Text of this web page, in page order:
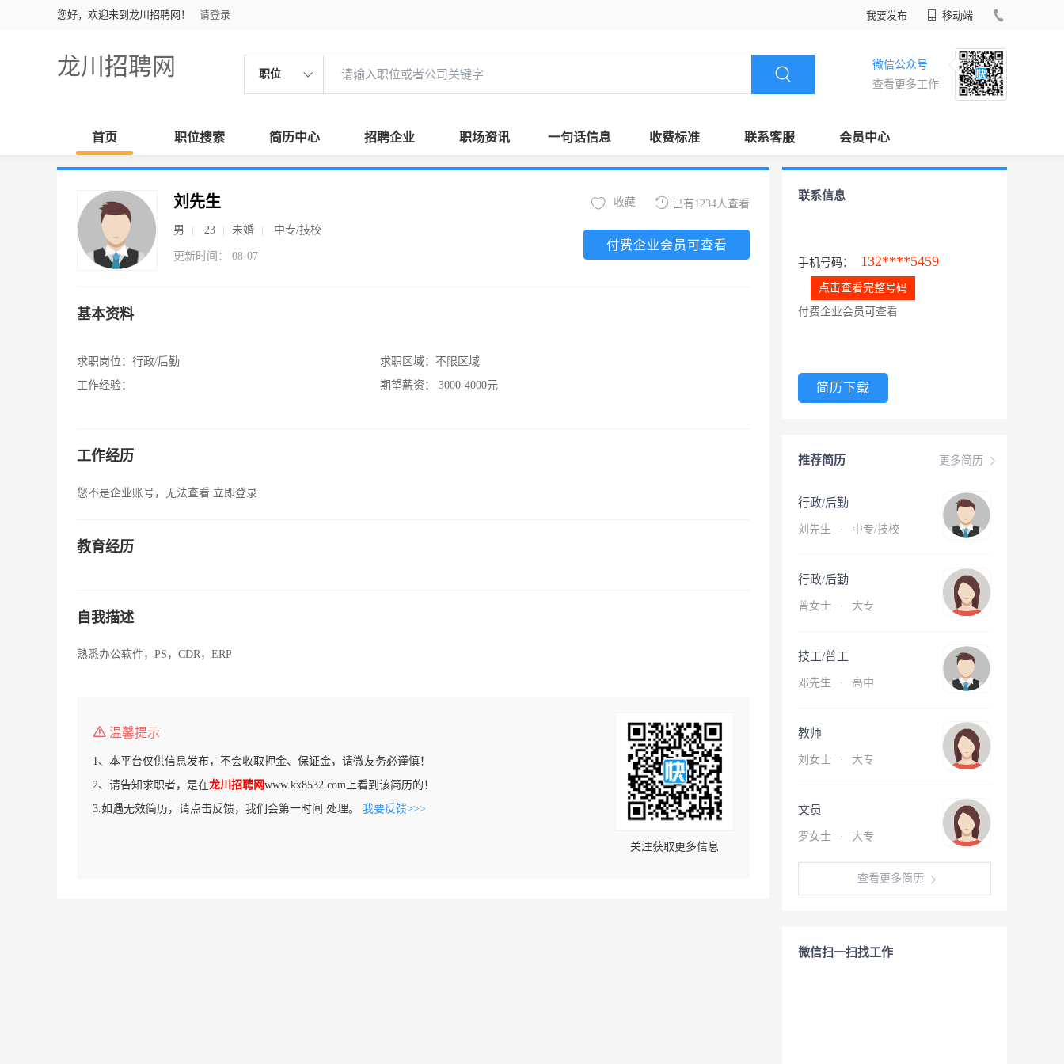
您好，欢迎来到龙川招聘网！ 请登录 我要发布 移动端
龙川招聘网 职位
微信公众号
查看更多工作
首页 职位搜索 简历中心 招聘企业 职场资讯 一句话信息 收费标准 联系客服 会员中心
刘先生
男 23 未婚 中专/技校
更新时间： 08-07
已有1234人查看
收藏
付费企业会员可查看
基本资料
求职岗位： 行政/后勤
工作经验：
求职区域： 不限区域
期望薪资：
3000-4000元
工作经历
您不是企业账号，无法查看 立即登录
教育经历
自我描述
熟悉办公软件，PS，CDR，ERP
温馨提示
1、本平台仅供信息发布，不会收取押金、保证金，请微友务必谨慎！
2、请告知求职者，是在龙川招聘网www.kx8532.com上看到该简历的！
3.如遇无效简历，请点击反馈，我们会第一时间 处理。 我要反馈>>>
关注获取更多信息
联系信息
手机号码： 132****5459
点击查看完整号码
付费企业会员可查看
简历下载
更多简历
推荐简历
行政/后勤
刘先生 · 中专/技校
行政/后勤
曾女士 · 大专
技工/普工
邓先生 · 高中
教师
刘女士 · 大专
文员
罗女士 · 大专
查看更多简历
微信扫一扫找工作